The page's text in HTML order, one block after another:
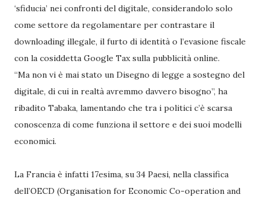
‘sfiducia’ nei confronti del digitale, considerandolo solo
come settore da regolamentare per contrastare il
downloading illegale, il furto di identità o l’evasione fiscale
con la cosiddetta Google Tax sulla pubblicità online.
“Ma non vi è mai stato un Disegno di legge a sostegno del
digitale, di cui in realtà avremmo davvero bisogno”, ha
ribadito Tabaka, lamentando che tra i politici c’è scarsa
conoscenza di come funziona il settore e dei suoi modelli
economici.
La Francia è infatti 17esima, su 34 Paesi, nella classifica
dell’OECD (Organisation for Economic Co-operation and